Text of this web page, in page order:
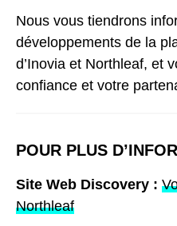
Nous vous tiendrons
développements de la
d’Inovia et Northleaf, et
confiance et votre
POUR PLUS
Site Web Discovery :
Northleaf